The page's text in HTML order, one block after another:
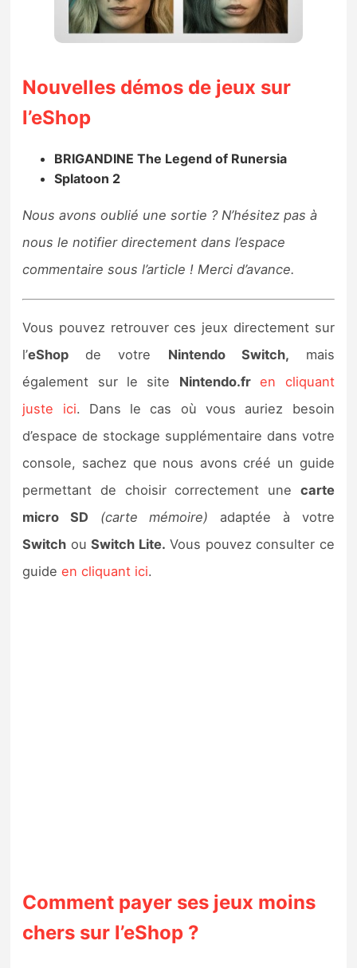
Nouvelles démos de jeux sur
l’eShop
BRIGANDINE The Legend of Runersia
Splatoon 2
Nous avons oublié une sortie ? N’hésitez pas à
nous le notifier directement dans l’espace
commentaire sous l’article ! Merci d’avance.
Vous pouvez retrouver ces jeux directement sur
l’eShop de votre Nintendo Switch, mais
également sur le site Nintendo.fr en cliquant
juste ici. Dans le cas où vous auriez besoin
d’espace de stockage supplémentaire dans votre
console, sachez que nous avons créé un guide
permettant de choisir correctement une carte
micro SD (carte mémoire) adaptée à votre
Switch ouSwitch Lite. Vous pouvez consulter ce
guideen cliquant ici.
Comment payer ses jeux moins
chers sur l’eShop ?